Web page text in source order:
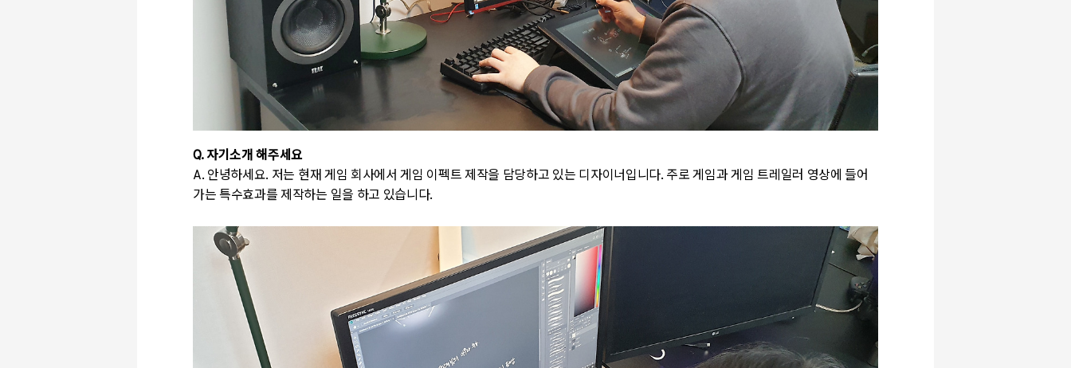
Q. 자기소개 해주세요
A. 안녕하세요. 저는 현재 게임 회사에서 게임 이펙트 제작을 담당하고 있는 디자이너입니다. 주로 게임과 게임 트레일러 영상에 들어
가는 특수효과를 제작하는 일을 하고 있습니다.